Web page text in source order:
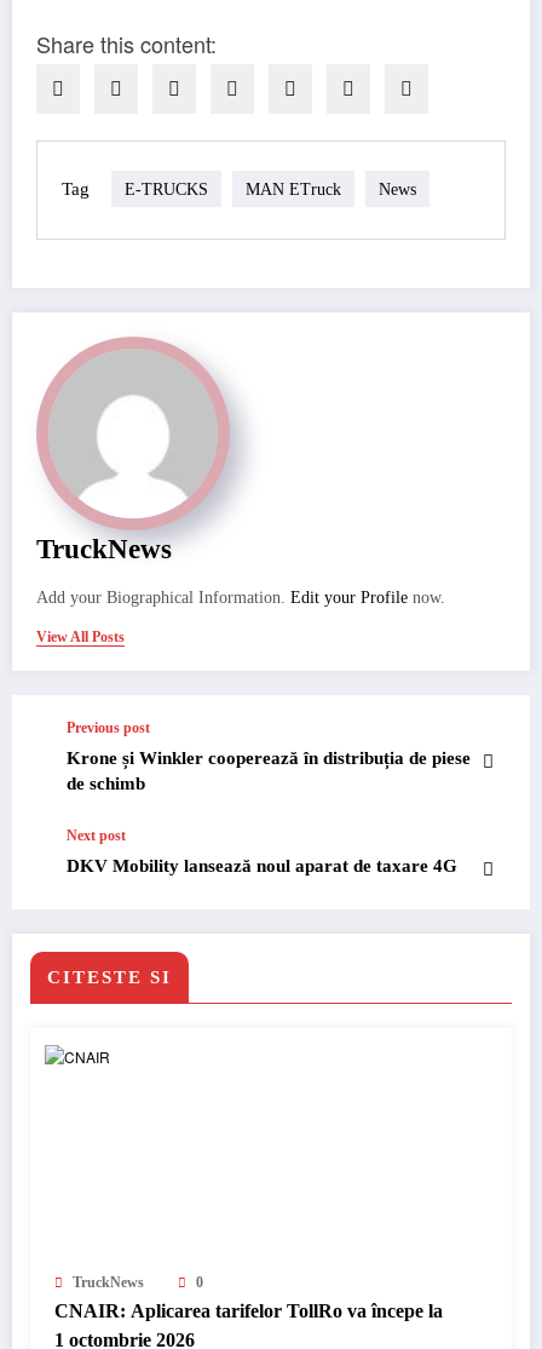
Share this content:
Tag E-TRUCKS MAN ETruck News
TruckNews
Add your Biographical Information. Edit your Profile now.
View All Posts
Previous post
Krone și Winkler cooperează în distribuția de piese
de schimb
Next post
DKV Mobility lansează noul aparat de taxare 4G
CITESTE SI
TruckNews 0
CNAIR: Aplicarea tarifelor TollRo va începe la
1 octombrie 2026